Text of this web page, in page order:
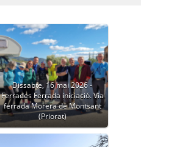
Dissabte, 16 mai 2026 -
Ferrades Ferrada iniciació. Via
ferrada Morera de Montsant
(Priorat)